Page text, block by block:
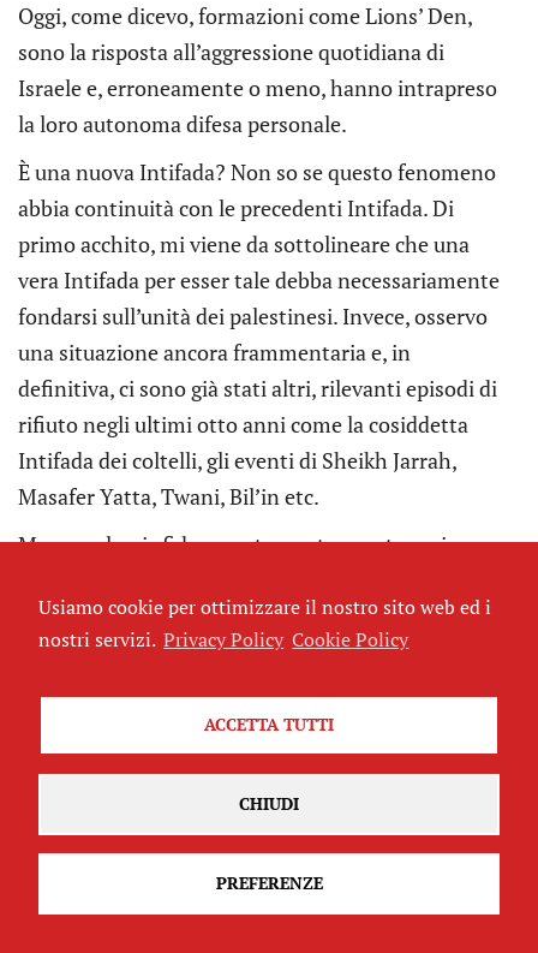
Oggi, come dicevo, formazioni come Lions’ Den,
sono la risposta all’aggressione quotidiana di
Israele e, erroneamente o meno, hanno intrapreso
la loro autonoma difesa personale.
È una nuova Intifada? Non so se questo fenomeno
abbia continuità con le precedenti Intifada. Di
primo acchito, mi viene da sottolineare che una
vera Intifada per esser tale debba necessariamente
fondarsi sull’unità dei palestinesi. Invece, osservo
una situazione ancora frammentaria e, in
definitiva, ci sono già stati altri, rilevanti episodi di
rifiuto negli ultimi otto anni come la cosiddetta
Intifada dei coltelli, gli eventi di Sheikh Jarrah,
Masafer Yatta, Twani, Bil’in etc.
Ma, se volessi sfidare acutamente me stesso in uno
attuale può definirsi un’Intifada. Ma dal carattere
nuovo: quella delle persone depresse, di una
al 1987, le ragioni per un’Intifada sono cento volte
ancora più pressanti.
Sì, il clima di regime che si respira a
Usiamo cookie per ottimizzare il nostro sito web ed i
nostri servizi. Privacy Policy Cookie Policy
ACCETTA TUTTI
CHIUDI
PREFERENZE